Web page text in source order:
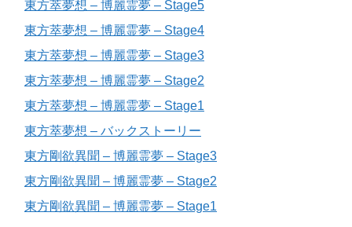
東方萃夢想 – 博麗霊夢 – Stage5
東方萃夢想 – 博麗霊夢 – Stage4
東方萃夢想 – 博麗霊夢 – Stage3
東方萃夢想 – 博麗霊夢 – Stage2
東方萃夢想 – 博麗霊夢 – Stage1
東方萃夢想 – バックストーリー
東方剛欲異聞 – 博麗霊夢 – Stage3
東方剛欲異聞 – 博麗霊夢 – Stage2
東方剛欲異聞 – 博麗霊夢 – Stage1